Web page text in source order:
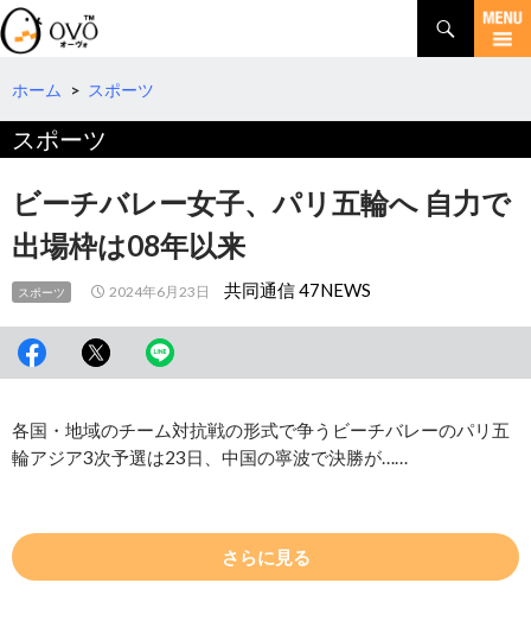
検
索
コ
テ
へ
ホーム > スポーツ
スポーツ
ビーチバレー女子、パリ五輪へ 自力で
出場枠は08年以来
スポーツ 2024年6月23日 共同通信 47NEWS
各国・地域のチーム対抗戦の形式で争うビーチバレーのパリ五
輪アジア3次予選は23日、中国の寧波で決勝が……
さらに見る